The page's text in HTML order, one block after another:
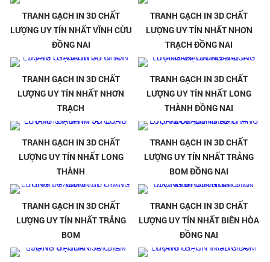
TRANH GẠCH IN 3D CHẤT
LƯỢNG UY TÍN NHẤT VĨNH CỪU
ĐỒNG NAI
TRANH GẠCH IN 3D CHẤT
LƯỢNG UY TÍN NHẤT NHƠN
TRẠCH ĐỒNG NAI
TRANH GẠCH IN 3D CHẤT
LƯỢNG UY TÍN NHẤT NHƠN
TRẠCH
TRANH GẠCH IN 3D CHẤT
LƯỢNG UY TÍN NHẤT LONG
THÀNH ĐỒNG NAI
TRANH GẠCH IN 3D CHẤT
LƯỢNG UY TÍN NHẤT LONG
THÀNH
TRANH GẠCH IN 3D CHẤT
LƯỢNG UY TÍN NHẤT TRẢNG
BOM ĐỒNG NAI
TRANH GẠCH IN 3D CHẤT
LƯỢNG UY TÍN NHẤT TRẢNG
BOM
TRANH GẠCH IN 3D CHẤT
LƯỢNG UY TÍN NHẤT BIÊN HÒA
ĐỒNG NAI